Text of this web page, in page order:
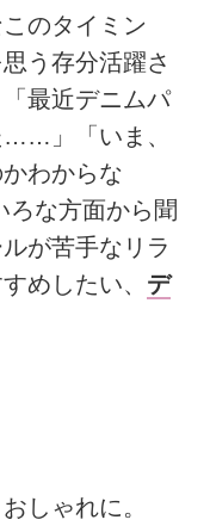
のタイミン
う存分活躍さ
最近デニムパ
……」「いま、
わからな
な方面から聞
が苦手なリラ
めしたい、 デ
しゃれに。